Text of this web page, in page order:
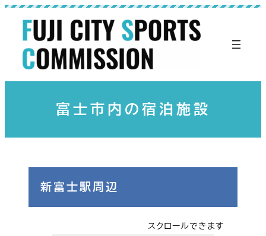
富士市内の宿泊施設
新富士駅周辺
スクロールできます